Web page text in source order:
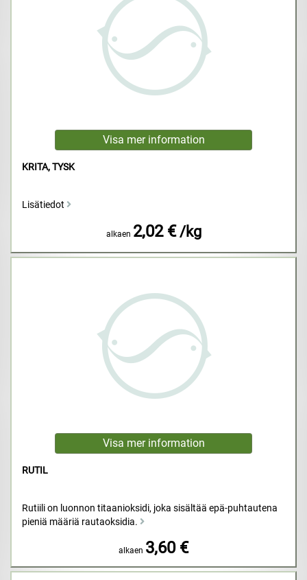
KRITA, TYSK
Lisätiedot
alkaen 2,02 € /kg
RUTIL
Rutiili on luonnon titaanioksidi, joka sisältää epä-puhtautena
pieniä määriä rautaoksidia.
alkaen 3,60 €